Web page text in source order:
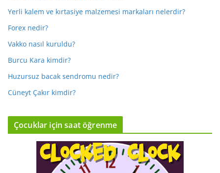
Yerli kalem ve kırtasiye malzemesi markaları nelerdir?
Forex nedir?
Vakko nasıl kuruldu?
Burcu Kara kimdir?
Huzursuz bacak sendromu nedir?
Cüneyt Çakır kimdir?
Çocuklar için saat öğrenme